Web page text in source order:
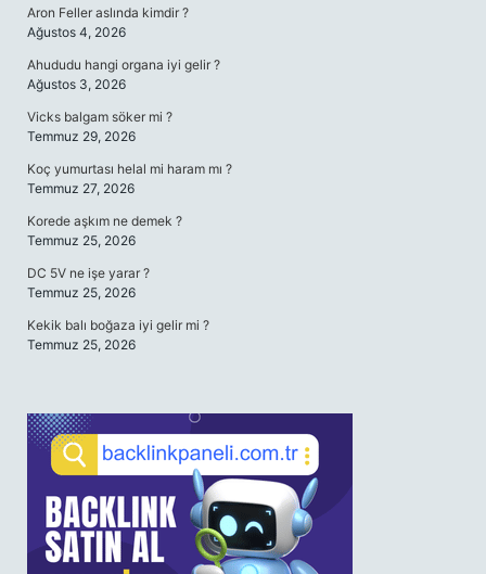
Aron Feller aslında kimdir ?
Ağustos 4, 2026
Ahududu hangi organa iyi gelir ?
Ağustos 3, 2026
Vicks balgam söker mi ?
Temmuz 29, 2026
Koç yumurtası helal mi haram mı ?
Temmuz 27, 2026
Korede aşkım ne demek ?
Temmuz 25, 2026
DC 5V ne işe yarar ?
Temmuz 25, 2026
Kekik balı boğaza iyi gelir mi ?
Temmuz 25, 2026